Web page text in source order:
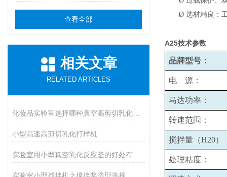
查看全部
相关文章
RELATED ARTICLES
小型高速高剪切乳化打样机
Ø 选材精良：
A25技术参数
品牌型号：
电 源：
马达功率：
转速范围：
搅拌量（H20）
处理粘度：